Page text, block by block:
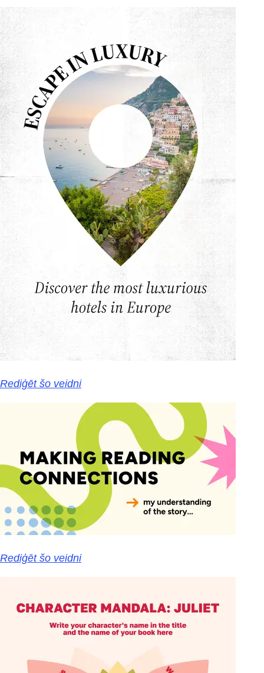
Rediģēt šo veidni
Rediģēt šo veidni